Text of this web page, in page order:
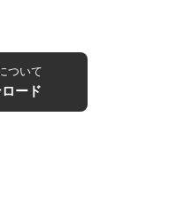
ついて
ード